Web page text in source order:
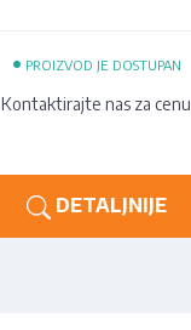
• PROIZVOD JE DOSTUPAN
Kontaktirajte nas za cenu
DETALJNIJE